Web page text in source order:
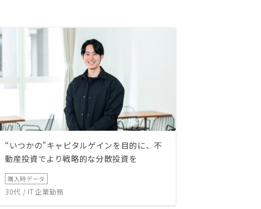
“いつかの”キャピタルゲインを目的に、不
動産投資でより戦略的な分散投資を
購入時データ
30代 / IT企業勤務